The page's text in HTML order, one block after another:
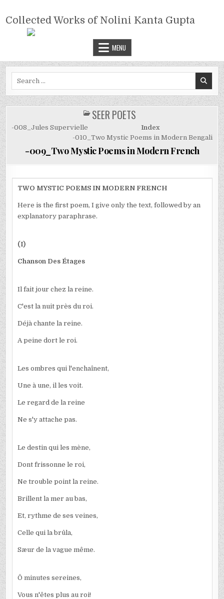
content
COLLECTED WORKS OF NOLINI
KANTA GUPTA
Collected Works of Nolini Kanta Gupta
MENU
POSTED
IN
SEER POETS
-008_Jules Supervielle
Index
-010_Two Mystic Poems in Modern Bengali
-009_Two Mystic Poems in Modern French
TWO MYSTIC POEMS IN MODERN FRENCH
Here is the first poem, I give only the text, followed by an
explanatory paraphrase.
(I)
Chanson Des Étages
Il fait jour chez la reine.
C'est la nuit près du roi.
Déjà chante la reine.
A peine dort le roi.
Les ombres qui l'enchaînent,
Une à une, il les voit.
Le regard de la reine
Ne s'y attache pas.
Le destin qui les mène,
Dont frissonne le roi,
Ne trouble point la reine.
Brillent la mer au bas,
Et, rythme de ses veines,
Celle qui la brûla,
Sæur de la vague même.
Ô minutes sereines,
Vous n'êtes plus au roi!